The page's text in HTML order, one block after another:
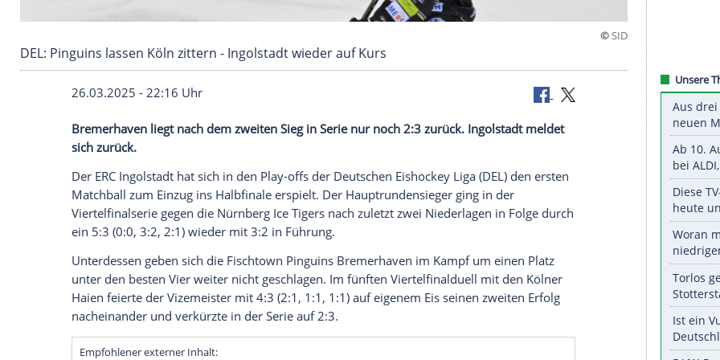
DEL: Pinguins lassen Köln zittern - Ingolstadt wieder auf Kurs
26.03.2025 - 22:16 Uhr
Bremerhaven liegt nach dem zweiten Sieg in Serie nur noch 2:3 zurück. Ingolstadt meldet
sich zurück.